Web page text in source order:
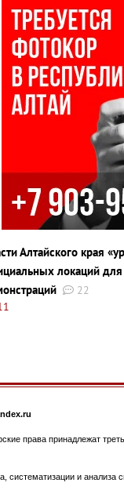
Алтайского края
локаций
22
права принадлежат
и анализа